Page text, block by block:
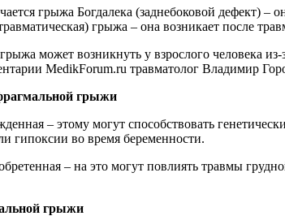
грыжа Богдалека (заднебоковой дефект) –
грыжа – она возникает после
может возникнуть у взрослого человека
MedikForum.ru травматолог Владимир
грыжи
– этому могут способствовать
гипоксии во время беременности.
– на это могут повлиять травмы
грыжи